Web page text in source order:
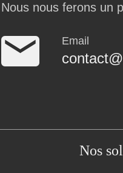
Nous nous ferons un
Email
Nos